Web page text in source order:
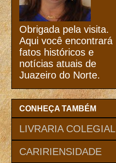
Obrigada pela visita.
Aqui você encontrará
fatos históricos e
notícias atuais de
Juazeiro do Norte.
CONHEÇA TAMBÉM
LIVRARIA COLEGIAL
CARIRIENSIDADE